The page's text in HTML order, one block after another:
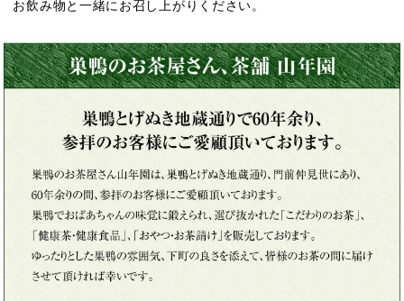
お飲み物と一緒にお召し上がりください。